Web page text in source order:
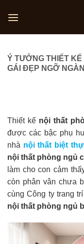
Ý TƯỞNG THIẾT KẾ
GÁI ĐẸP NGỠ
Thiết kế nội thất
được các bậc phụ
nhà nội thất biệt
nội thất phòng ngủ
làm cho con cảm
còn phân vân chưa
cùngCông ty trang
nội thất phòng ngủ